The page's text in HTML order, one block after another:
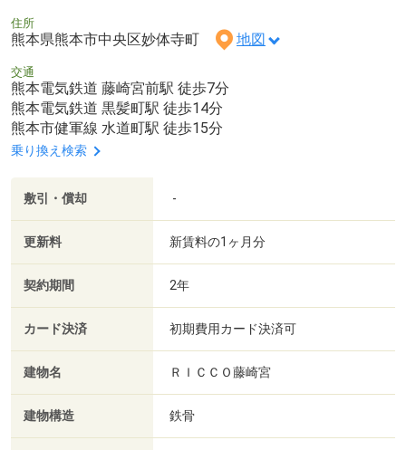
住所
熊本県熊本市中央区妙体寺町 地図
交通
熊本電気鉄道 藤崎宮前駅 徒歩7分
熊本電気鉄道 黒髪町駅 徒歩14分
熊本市健軍線 水道町駅 徒歩15分
乗り換え検索
敷引・償却 -
更新料 新賃料の1ヶ月分
契約期間 2年
カード決済 初期費用カード決済可
建物名 ＲＩＣＣＯ藤崎宮
建物構造 鉄骨